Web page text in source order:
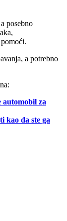
posebno
a potrebno
za
kao da ste ga